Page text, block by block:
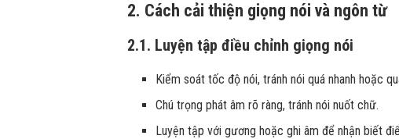
2. Cách cải thiện giọng nói và ngôn từ
2.1. Luyện tập điều chỉnh giọng nói
Kiểm soát tốc độ nói, tránh nói quá nhanh hoặc
Chú trọng phát âm rõ ràng, tránh nói nuốt chữ.
Luyện tập với gương hoặc ghi âm để nhận biết